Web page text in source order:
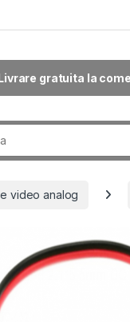
gratuita la
video analog